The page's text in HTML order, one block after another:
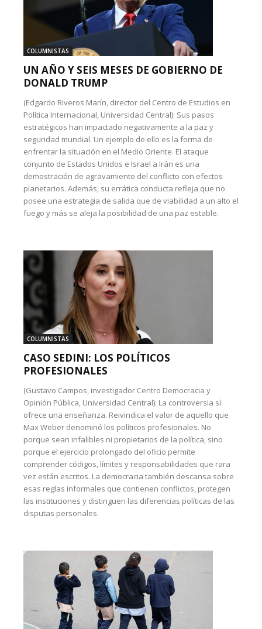
COLUMNISTAS
UN AÑO Y SEIS MESES DE GOBIERNO DE
DONALD TRUMP
(Edgardo Riveros Marín, director del Centro de Estudios en
Política Internacional, Universidad Central): Sus pasos
estratégicos han impactado negativamente a la paz y
seguridad mundial. Un ejemplo de ello es la forma de
enfrentar la situación en el Medio Oriente. El ataque
conjunto de Estados Unidos e Israel a Irán es una
demostración de agravamiento del conflicto con efectos
planetarios. Además, su errática conducta refleja que no
posee una estrategia de salida que de viabilidad a un alto el
fuego y más se aleja la posibilidad de una paz estable.
COLUMNISTAS
CASO SEDINI: LOS POLÍTICOS
PROFESIONALES
(Gustavo Campos, investigador Centro Democracia y
Opinión Pública, Universidad Central): La controversia sí
ofrece una enseñanza. Reivindica el valor de aquello que
Max Weber denominó los políticos profesionales. No
porque sean infalibles ni propietarios de la política, sino
porque el ejercicio prolongado del oficio permite
comprender códigos, límites y responsabilidades que rara
vez están escritos. La democracia también descansa sobre
esas reglas informales que contienen conflictos, protegen
las instituciones y distinguen las diferencias políticas de las
disputas personales.